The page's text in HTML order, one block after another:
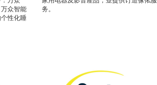
众智能
性化睡
务。